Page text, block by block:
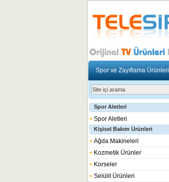
Spor ve Zayıflama Ürünleri
Spor Aletleri
Spor Aletleri
Kişisel Bakım Ürünleri
Ağda Makineleri
Kozmetik Ürünler
Korseler
Selülit Ürünleri